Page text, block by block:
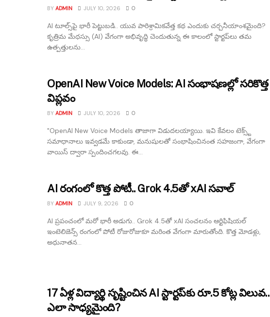
BY ADMIN JULY 10, 2026 0
AI టూల్స్‌పై భారీ పెట్టుబడి.. యువ పారిశ్రామికవేత్త కథ ఎందుకు చర్చనీయాంశమైంది?
కృత్రిమ మేధస్సు (AI) వేగంగా అభివృద్ధి చెందుతున్న ఈ కాలంలో స్టార్టప్‌లు తమ
ఉత్పత్తులను...
OpenAI New Voice Models: AI సంభాషణల్లో సరికొత్త
విప్లవం
BY ADMIN JULY 10, 2026 0
"OpenAI New Voice Models తాజాగా విడుదలయ్యాయి. ఇవి కేవలం టెక్స్ట్
సమాధానాలు ఇవ్వడమే కాకుండా, మనుషులతో సంభాషించినంత సహజంగా, వేగంగా
వాయిస్ ద్వారా స్పందించగలవు. ఈ...
AI రంగంలో కొత్త పోటీ.. Grok 4.5తో xAI సవాల్
BY ADMIN JULY 9, 2026 0
AI ప్రపంచంలో మరో భారీ అడుగు.. Grok 4.5తో xAI సంచలనం ఆర్టిఫిషియల్
ఇంటెలిజెన్స్ రంగంలో పోటీ రోజురోజుకూ మరింత వేగంగా మారుతోంది. కొత్త మోడళ్లు,
అధునాతన...
17 ఏళ్ల విద్యార్థి సృష్టించిన AI స్టార్టప్‌కు రూ.5 కోట్ల విలువ..
ఎలా సాధ్యమైంది?